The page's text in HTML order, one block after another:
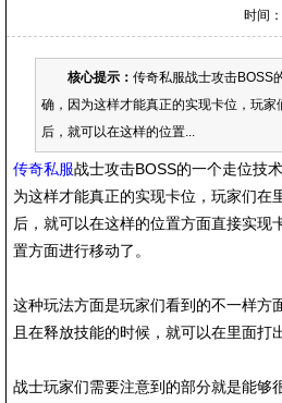
时间
核心提示： 传奇私服战士攻击BOSS
确，因为这样才能真正的实现卡位，玩
后，就可以在这样的位置...
传奇私服战士攻击BOSS的一个走位技
为这样才能真正的实现卡位，玩家们在
后，就可以在这样的位置方面直接实
置方面进行移动了。
这种玩法方面是玩家们看到的不一样方
且在释放技能的时候，就可以在里面
战士玩家们需要注意到的部分就是能够